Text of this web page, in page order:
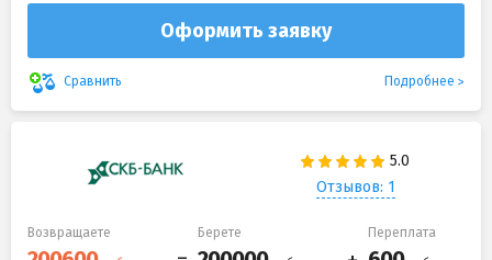
Оформить заявку
Сравнить Подробнее
Отзывов: 1
Возвращаете Берете Переплата